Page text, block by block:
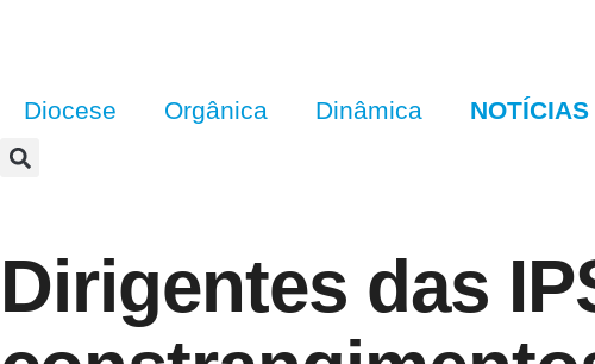
Diocese Orgânica Dinâmica NOTÍCIAS
Dirigentes das